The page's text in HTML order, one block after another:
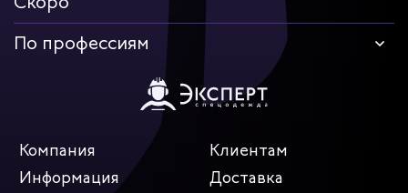
По профессиям
Компания
Клиентам
Информация
Доставка